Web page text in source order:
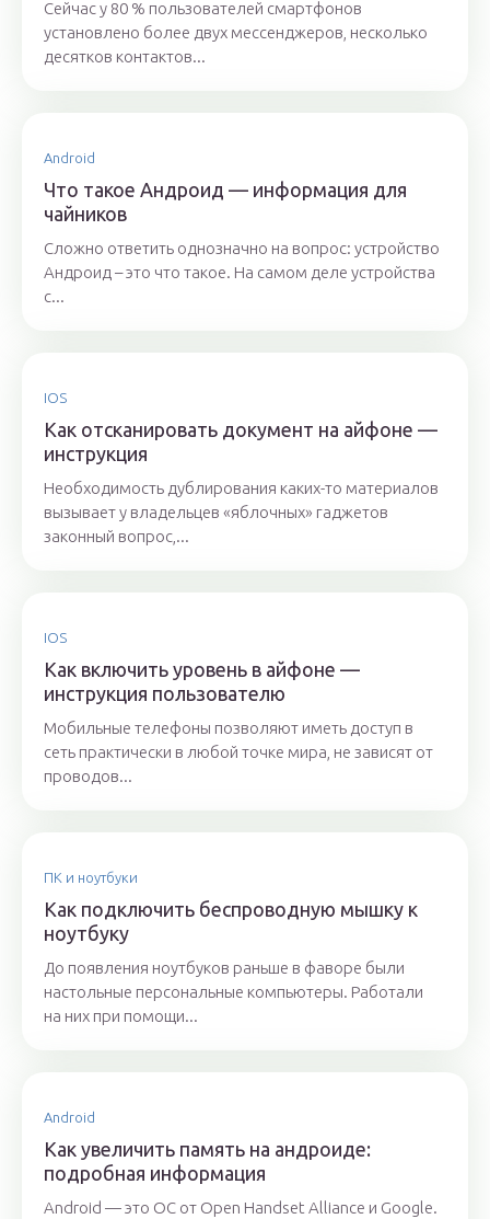
Сейчас у 80 % пользователей смартфонов
установлено более двух мессенджеров, несколько
десятков контактов...
Android
Что такое Андроид — информация для
чайников
Сложно ответить однозначно на вопрос: устройство
Андроид – это что такое. На самом деле устройства
с...
IOS
Как отсканировать документ на айфоне —
инструкция
Необходимость дублирования каких-то материалов
вызывает у владельцев «яблочных» гаджетов
законный вопрос,...
IOS
Как включить уровень в айфоне —
инструкция пользователю
Мобильные телефоны позволяют иметь доступ в
сеть практически в любой точке мира, не зависят от
проводов...
ПК и ноутбуки
Как подключить беспроводную мышку к
ноутбуку
До появления ноутбуков раньше в фаворе были
настольные персональные компьютеры. Работали
на них при помощи...
Android
Как увеличить память на андроиде:
подробная информация
Android — это ОС от Open Handset Alliance и Google.